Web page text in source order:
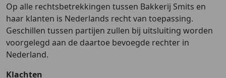
Op alle rechtsbetrekkingen tussen Bakkerij Smits en
haar klanten is Nederlands recht van toepassing.
Geschillen tussen partijen zullen bij uitsluiting worden
voorgelegd aan de daartoe bevoegde rechter in
Nederland.
Klachten